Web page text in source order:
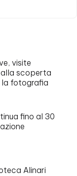
visite
scoperta
la fotografia
fino al 30
Alinari